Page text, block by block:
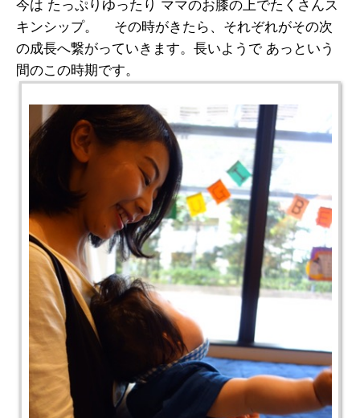
今は たっぷりゆったり ママのお膝の上でたくさんス
キンシップ。 その時がきたら、それぞれがその次
の成長へ繋がっていきます。長いようで あっという
間のこの時期です。